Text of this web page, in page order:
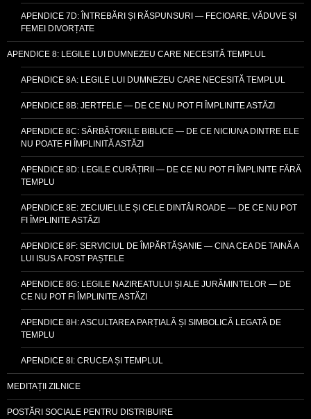
APENDICE 7D: ÎNTREBĂRI ȘI RĂSPUNSURI — FECIOARE, VĂDUVE ȘI
FEMEI DIVORȚATE
APENDICE 8: LEGILE LUI DUMNEZEU CARE NECESITĂ TEMPLUL
APENDICE 8A: LEGILE LUI DUMNEZEU CARE NECESITĂ TEMPLUL
APENDICE 8B: JERTFELE — DE CE NU POT FI ÎMPLINITE ASTĂZI
APENDICE 8C: SĂRBĂTORILE BIBLICE — DE CE NICIUNA DINTRE ELE
NU POATE FI ÎMPLINITĂ ASTĂZI
APENDICE 8D: LEGILE CURĂȚIRII — DE CE NU POT FI ÎMPLINITE FĂRĂ
TEMPLU
APENDICE 8E: ZECIUIELILE ȘI CELE DINTÂI ROADE — DE CE NU POT
FI ÎMPLINITE ASTĂZI
APENDICE 8F: SERVICIUL DE ÎMPĂRTĂȘANIE — CINA CEA DE TAINĂ A
LUI ISUS A FOST PAȘTELE
APENDICE 8G: LEGILE NAZIREATULUI ȘI ALE JURĂMINTELOR — DE
CE NU POT FI ÎMPLINITE ASTĂZI
APENDICE 8H: ASCULTAREA PARȚIALĂ ȘI SIMBOLICĂ LEGATĂ DE
TEMPLU
APENDICE 8I: CRUCEA ȘI TEMPLUL
MEDITAȚII ZILNICE
POSTĂRI SOCIALE PENTRU DISTRIBUIRE